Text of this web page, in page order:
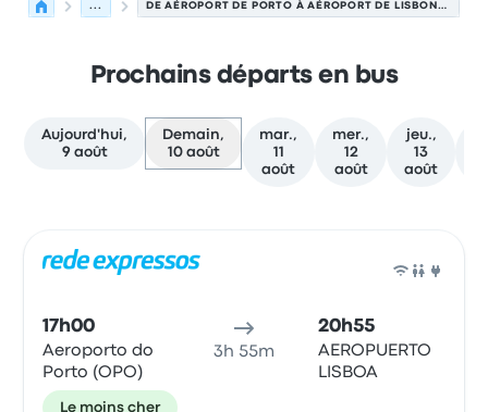
... DE AÉROPORT DE PORTO À AÉROPORT DE LISBONNE
Prochains départs en bus
Aujourd'hui,
9 août
Demain,
10 août
mar.,
11
août
mer.,
12
août
jeu.,
13
août
17h00
Aeroporto do
Porto (OPO)
3h 55m
20h55
AEROPUERTO
LISBOA
Le moins cher